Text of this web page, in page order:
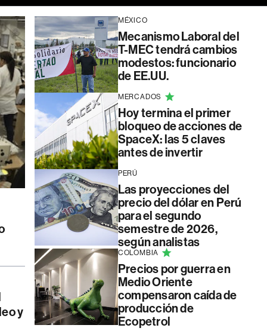
y
MÉXICO
Mecanismo Laboral del
T-MEC tendrá cambios
modestos: funcionario
de EE.UU.
MERCADOS
Hoy termina el primer
bloqueo de acciones de
SpaceX: las 5 claves
antes de invertir
PERÚ
Las proyecciones del
precio del dólar en Perú
para el segundo
semestre de 2026,
según analistas
COLOMBIA
Precios por guerra en
Medio Oriente
compensaron caída de
producción de
Ecopetrol